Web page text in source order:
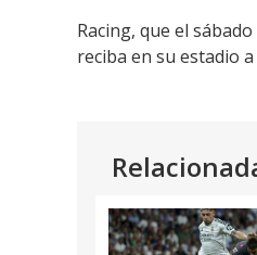
Racing, que el
reciba en su estadio a